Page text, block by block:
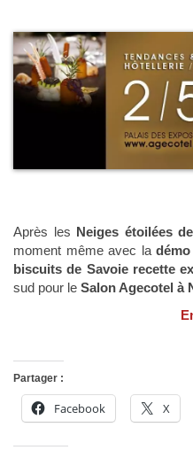
Après les Neiges étoilées
moment même avec ladémo
biscuits de Savoie recette
sud pour le Salon Agecotel à
Partager :
Facebook X